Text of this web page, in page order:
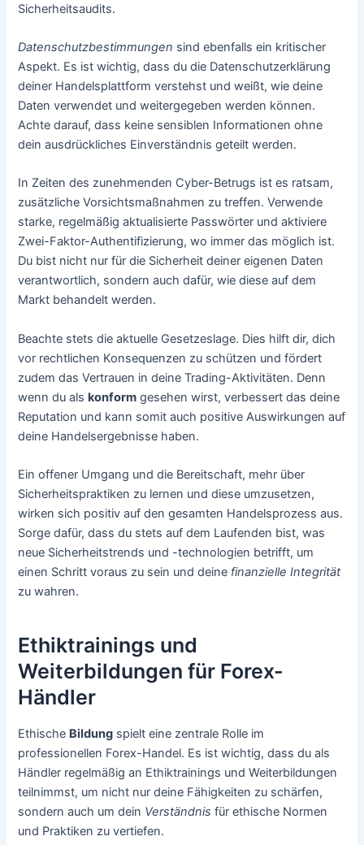
Sicherheitsaudits.
Datenschutzbestimmungen sind ebenfalls ein kritischer
Aspekt. Es ist wichtig, dass du die Datenschutzerklärung
deiner Handelsplattform verstehst und weißt, wie deine
Daten verwendet und weitergegeben werden können.
Achte darauf, dass keine sensiblen Informationen ohne
dein ausdrückliches Einverständnis geteilt werden.
In Zeiten des zunehmenden Cyber-Betrugs ist es ratsam,
zusätzliche Vorsichtsmaßnahmen zu treffen. Verwende
starke, regelmäßig aktualisierte Passwörter und aktiviere
Zwei-Faktor-Authentifizierung, wo immer das möglich ist.
Du bist nicht nur für die Sicherheit deiner eigenen Daten
verantwortlich, sondern auch dafür, wie diese auf dem
Markt behandelt werden.
Beachte stets die aktuelle Gesetzeslage. Dies hilft dir, dich
vor rechtlichen Konsequenzen zu schützen und fördert
zudem das Vertrauen in deine Trading-Aktivitäten. Denn
wenn du alskonform gesehen wirst, verbessert das deine
Reputation und kann somit auch positive Auswirkungen auf
deine Handelsergebnisse haben.
Ein offener Umgang und die Bereitschaft, mehr über
Sicherheitspraktiken zu lernen und diese umzusetzen,
wirken sich positiv auf den gesamten Handelsprozess aus.
Sorge dafür, dass du stets auf dem Laufenden bist, was
neue Sicherheitstrends und -technologien betrifft, um
einen Schritt voraus zu sein und deine finanzielle Integrität
zu wahren.
Ethiktrainings und
Weiterbildungen für Forex-
Händler
Ethische Bildung spielt eine zentrale Rolle im
professionellen Forex-Handel. Es ist wichtig, dass du als
Händler regelmäßig an Ethiktrainings und Weiterbildungen
teilnimmst, um nicht nur deine Fähigkeiten zu schärfen,
sondern auch um dein Verständnis für ethische Normen
und Praktiken zu vertiefen.